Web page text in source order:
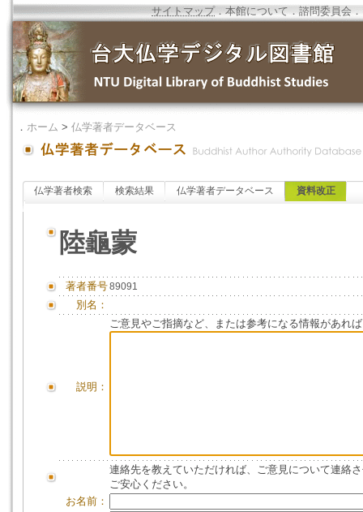
サイトマップ．本館について ．諮問委員会 ．
． ホーム > 仏学著者データベース
仏学著者検索 検索結果 仏学著者データベース 資料改正
陸龜蒙
著者番号89091
別名：
説明：
ご意見やご指摘など、または参考になる情報があれ
連絡先を教えていただければ、ご意見について連絡
ご安心ください。
お名前：